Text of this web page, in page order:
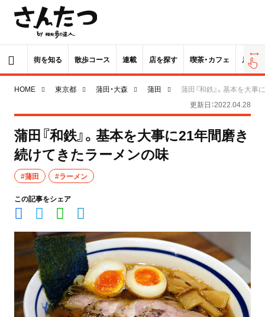
街を知る 散歩コース 連載 店を探す 喫茶・カフェ 居酒屋
HOME 東京都 蒲田・大森 蒲田
蒲田『和鉄』。基本を大
更新日：2022.04.28
蒲田『和鉄』。基本を大事に21年間磨き
続けてきたラーメンの味
#蒲田 #ラーメン
この記事をシェア